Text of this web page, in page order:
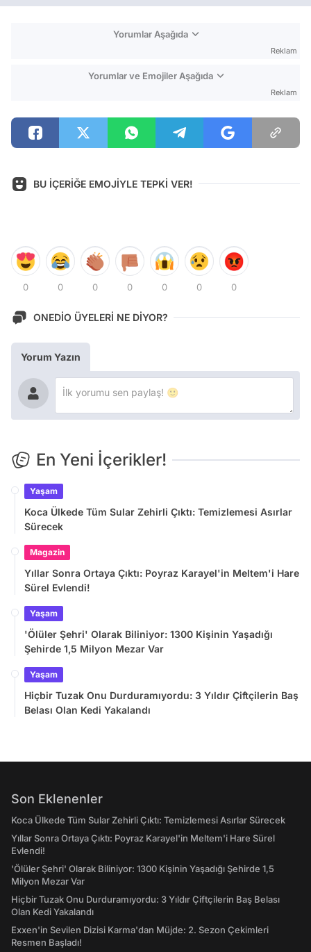
Yorumlar Aşağıda
Reklam
Yorumlar ve Emojiler Aşağıda
Reklam
BU İÇERİĞE EMOJİYLE TEPKİ VER!
0 0 0 0 0 0 0
ONEDİO ÜYELERİ NE DİYOR?
Yorum Yazın
En Yeni İçerikler!
Yaşam
Koca Ülkede Tüm Sular Zehirli Çıktı: Temizlemesi Asırlar
Sürecek
Magazin
Yıllar Sonra Ortaya Çıktı: Poyraz Karayel'in Meltem'i Hare
Sürel Evlendi!
Yaşam
'Ölüler Şehri' Olarak Biliniyor: 1300 Kişinin Yaşadığı
Şehirde 1,5 Milyon Mezar Var
Yaşam
Hiçbir Tuzak Onu Durduramıyordu: 3 Yıldır Çiftçilerin Baş
Belası Olan Kedi Yakalandı
Son Eklenenler
Koca Ülkede Tüm Sular Zehirli Çıktı: Temizlemesi Asırlar Sürecek
Yıllar Sonra Ortaya Çıktı: Poyraz Karayel'in Meltem'i Hare Sürel
Evlendi!
'Ölüler Şehri' Olarak Biliniyor: 1300 Kişinin Yaşadığı Şehirde 1,5
Milyon Mezar Var
Hiçbir Tuzak Onu Durduramıyordu: 3 Yıldır Çiftçilerin Baş Belası
Olan Kedi Yakalandı
Exxen'in Sevilen Dizisi Karma'dan Müjde: 2. Sezon Çekimleri
Resmen Başladı!